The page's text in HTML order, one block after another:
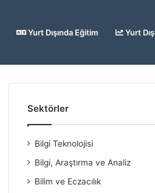
Yurt Dışında Eğitim Yurt
Sektörler
Bilgi Teknolojisi
Bilgi, Araştırma ve Analiz
Bilim ve Eczacılık